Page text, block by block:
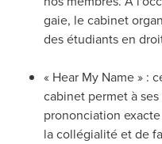
gaie, le cabinet
des étudiants en
« Hear My Name » :
cabinet permet à
prononciation
la collégialité et de